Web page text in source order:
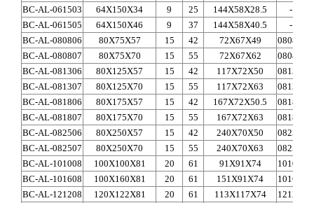
BC-AL-061503
64X150X34 9 25 144X58X28.5
-
BC-AL-061505
64X150X46 9 37 144X58X40.5
-
BC-AL-080806
80X75X57 15 42 72X67X49 0808A
BC-AL-080807
80X75X70 15 55 72X67X62 0808A
BC-AL-081306
80X125X57 15 42 117X72X50 0813A
BC-AL-081307
80X125X70 15 55 117X72X63 0813A
BC-AL-081806
80X175X57 15 42 167X72X50.5 0818A
BC-AL-081807
80X175X70 15 55 167X72X63 0818A
BC-AL-082506
80X250X57 15 42 240X70X50 0825A
BC-AL-082507
80X250X70 15 55 240X70X63 0825A
BC-AL-101008
100X100X81 20 61 91X91X74 1010A
BC-AL-101608
100X160X81 20 61 151X91X74 1016A
BC-AL-121208
120X122X81 20 61 113X117X74 1212A